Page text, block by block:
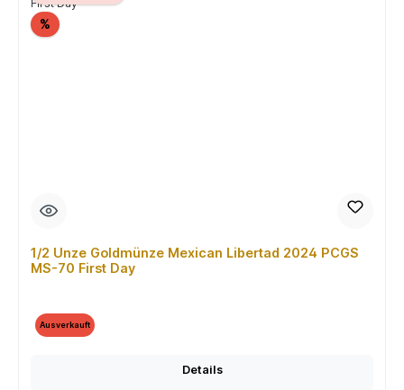
%Rabatt
1/2 Unze Goldmünze Mexican Libertad 2024 PCGS
MS-70 First Day
Ausverkauft
Details